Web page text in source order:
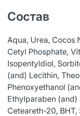
Состав
Aqua, Urea, Cocos
Cetyl Phosphate,
Isopentyldiol,
(and) Lecithin,
Phenoxyethanol
Ethylparaben
Ceteareth-20, BHT,